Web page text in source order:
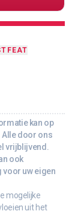
FEAT
kan op
Alle door ons
vrijblijvend.
ook
uw eigen
mogelijke
uit het